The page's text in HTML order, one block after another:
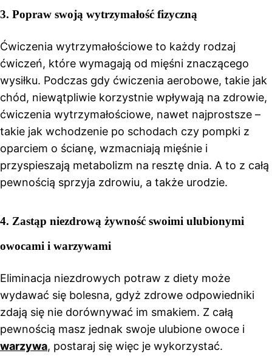
3. Popraw swoją wytrzymałość fizyczną
Ćwiczenia wytrzymałościowe to każdy rodzaj
ćwiczeń, które wymagają od mięśni znaczącego
wysiłku. Podczas gdy ćwiczenia aerobowe, takie jak
chód, niewątpliwie korzystnie wpływają na zdrowie,
ćwiczenia wytrzymałościowe, nawet najprostsze –
takie jak wchodzenie po schodach czy pompki z
oparciem o ścianę, wzmacniają mięśnie i
przyspieszają metabolizm na resztę dnia. A to z całą
pewnością sprzyja zdrowiu, a także urodzie.
4. Zastąp niezdrową żywność swoimi ulubionymi
owocami i warzywami
Eliminacja niezdrowych potraw z diety może
wydawać się bolesna, gdyż zdrowe odpowiedniki
zdają się nie dorównywać im smakiem. Z całą
pewnością masz jednak swoje ulubione owoce i
warzywa, postaraj się więc je wykorzystać.